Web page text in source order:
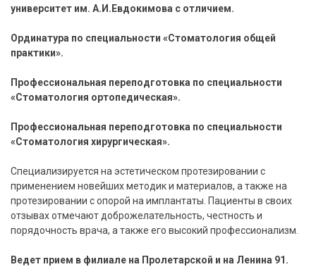
университет им. А.И.Евдокимова с отличием.
Ординатура по специальности «Стоматология общей
практики».
Профессиональная переподготовка по специальности
«Стоматология ортопедическая».
Профессиональная переподготовка по специальности
«Стоматология хирургическая».
Специализируется на эстетическом протезировании с
применением новейших методик и материалов, а также на
протезировании с опорой на имплантаты. Пациенты в своих
отзывах отмечают доброжелательность, честность и
порядочность врача, а также его высокий профессионализм.
Ведет прием в филиале на Пролетарской и на Ленина 91.